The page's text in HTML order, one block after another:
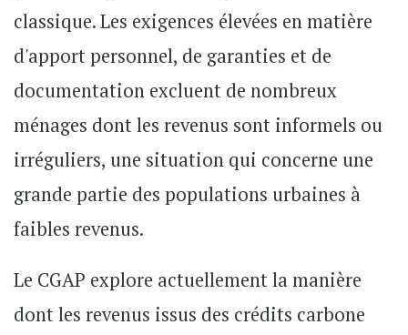
classique. Les exigences élevées en matière
d'apport personnel, de garanties et de
documentation excluent de nombreux
ménages dont les revenus sont informels ou
irréguliers, une situation qui concerne une
grande partie des populations urbaines à
faibles revenus.
Le CGAP explore actuellement la manière
dont les revenus issus des crédits carbone